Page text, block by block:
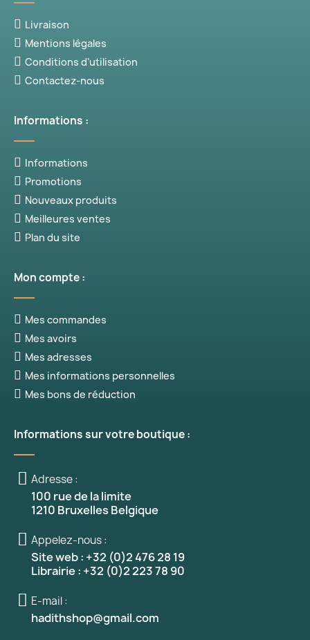
Livraison
Mentions légales
Conditions d'utilisation
Contactez-nous
Informations :
Informations
Promotions
Nouveaux produits
Meilleures ventes
Plan du site
Mon compte :
Mes commandes
Mes avoirs
Mes adresses
Mes informations personnelles
Mes bons de réduction
Informations sur votre boutique :
Adresse :
100 rue de la limite
1210 Bruxelles Belgique
Appelez-nous :
Site web : +32 (0)2 476 28 19
Librairie : +32 (0)2 223 78 90
E-mail :
hadithshop@gmail.com